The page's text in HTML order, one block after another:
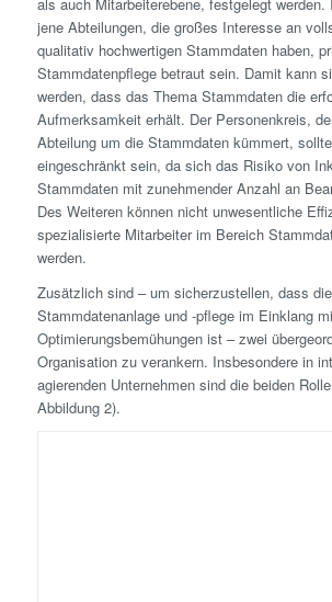
jene Abteilungen, die großes Interesse an
qualitativ hoch­wertigen Stammdaten haben,
Stammdatenpflege betraut sein. Damit kann
werden, dass das Thema Stammdaten die
Aufmerksamkeit erhält. Der Personenkreis,
Abteilung um die Stammdaten kümmert,
eingeschränkt sein, da sich das Risiko von
Stammdaten mit zunehmender Anzahl an
Des Weiteren können nicht unwesentliche
spezialisierte Mitarbeiter im Bereich
werden.
Zusätzlich sind – um sicherzustellen, dass
Stammdatenanlage und -pflege im Einklang
Optimierungsbemühungen ist – zwei
Organisation zu verankern. Insbesondere in
agierenden Unternehmen sind die beiden
Abbildung 2).